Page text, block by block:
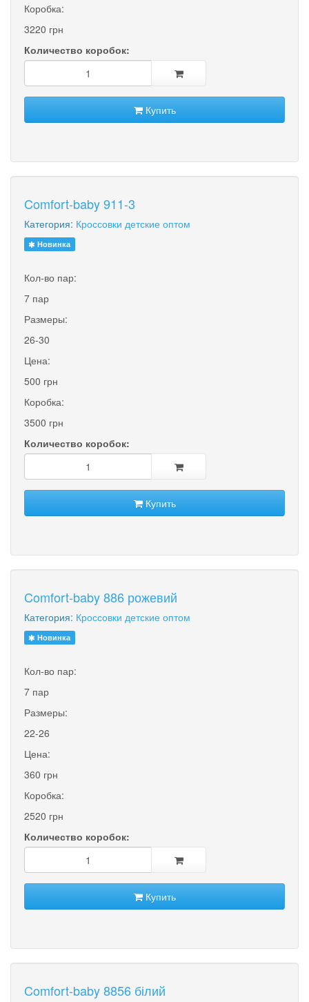
Коробка:
3220 грн
Количество коробок:
Купить
Comfort-baby 911-3
Категория: Кроссовки детские оптом
Новинка
Кол-во пар:
7 пар
Размеры:
26-30
Цена:
500 грн
Коробка:
3500 грн
Количество коробок:
Купить
Comfort-baby 886 рожевий
Категория: Кроссовки детские оптом
Новинка
Кол-во пар:
7 пар
Размеры:
22-26
Цена:
360 грн
Коробка:
2520 грн
Количество коробок:
Купить
Comfort-baby 8856 білий